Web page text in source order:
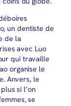
un dentiste de
de la
avec Luo
qui travaille
organise le
Anvers, le
si l’on
se